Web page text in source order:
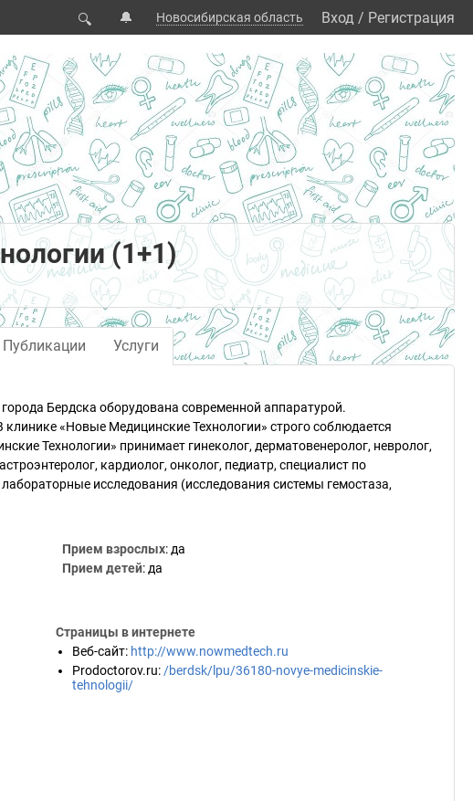
🔍 🔔 Новосибирская область Вход / Регистрация
(1+1)
Публикации Услуги
Бердска оборудована современной аппаратурой.
«Новые Медицинские Технологии» строго соблюдается
Технологии» принимает гинеколог, дерматовенеролог, невролог,
кардиолог, онколог, педиатр, специалист по
исследования (исследования системы гемостаза,
Прием взрослых: да
Прием детей: да
Страницы в интернете
Веб-сайт: http://www.nowmedtech.ru
Prodoctorov.ru: /berdsk/lpu/36180-novye-medicinskie-
tehnologii/